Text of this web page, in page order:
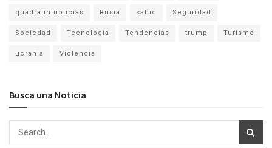
quadratin noticias Rusia salud Seguridad
Sociedad Tecnología Tendencias trump Turismo
ucrania Violencia
Busca una Noticia